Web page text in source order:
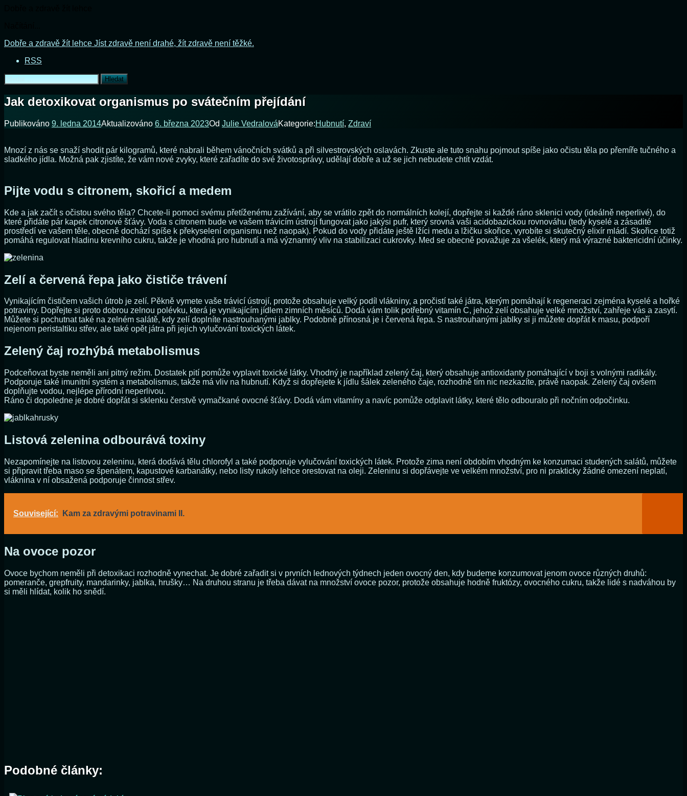
Přejít
obsahu
Dobře a zdravě žít lehce Jíst zdravě není drahé, žít zdravě není těžké.
RSS
Vyhledávání
Jak detoxikovat organismus po svátečním přejídání
Publikováno 9. ledna 2014Aktualizováno 6. března 2023Od Julie VedralováKategorie:Hubnutí, Zdraví
Mnozí z nás se snaží shodit pár kilogramů, které nabrali během vánočních svátků a při silvestrovských oslavách. Zkuste ale tuto snahu pojmout spíše jako očistu těla po přemíře tučného a
sladkého jídla. Možná pak zjistíte, že vám nové zvyky, které zařadíte do své životosprávy, udělají dobře a už se jich nebudete chtít vzdát.
Pijte vodu s citronem, skořicí a medem
Kde a jak začít s očistou svého těla? Chcete-li pomoci svému přetíženému zažívání, aby se vrátilo zpět do normálních kolejí, dopřejte si každé ráno sklenici vody (ideálně neperlivé), do
které přidáte pár kapek citronové šťávy. Voda s citronem bude ve vašem trávicím ústrojí fungovat jako jakýsi pufr, který srovná vaši acidobazickou rovnováhu (tedy kyselé a zásadité
prostředí ve vašem těle, obecně dochází spíše k překyselení organismu než naopak). Pokud do vody přidáte ještě lžíci medu a lžičku skořice, vyrobíte si skutečný elixír mládí. Skořice totiž
pomáhá regulovat hladinu krevního cukru, takže je vhodná pro hubnutí a má významný vliv na stabilizaci cukrovky. Med se obecně považuje za všelék, který má výrazné baktericidní účinky.
Zelí a červená řepa jako čističe trávení
Vynikajícím čističem vašich útrob je zelí. Pěkně vymete vaše trávicí ústrojí, protože obsahuje velký podíl vlákniny, a pročistí také játra, kterým pomáhají k regeneraci zejména kyselé a hořké
potraviny. Dopřejte si proto dobrou zelnou polévku, která je vynikajícím jídlem zimních měsíců. Dodá vám tolik potřebný vitamín C, jehož zelí obsahuje velké množství, zahřeje vás a zasytí.
Můžete si pochutnat také na zelném salátě, kdy zelí doplníte nastrouhanými jablky. Podobně přínosná je i červená řepa. S nastrouhanými jablky si ji můžete dopřát k masu, podpoří
nejenom peristaltiku střev, ale také opět játra při jejich vylučování toxických látek.
Zelený čaj rozhýbá metabolismus
Podceňovat byste neměli ani pitný režim. Dostatek pití pomůže vyplavit toxické látky. Vhodný je například zelený čaj, který obsahuje antioxidanty pomáhající v boji s volnými radikály.
Podporuje také imunitní systém a metabolismus, takže má vliv na hubnutí. Když si dopřejete k jídlu šálek zeleného čaje, rozhodně tím nic nezkazíte, právě naopak. Zelený čaj ovšem
doplňujte vodou, nejlépe přírodní neperlivou.
Ráno či dopoledne je dobré dopřát si sklenku čerstvě vymačkané ovocné šťávy. Dodá vám vitamíny a navíc pomůže odplavit látky, které tělo odbouralo při nočním odpočinku.
Listová zelenina odbourává toxiny
Nezapomínejte na listovou zeleninu, která dodává tělu chlorofyl a také podporuje vylučování toxických látek. Protože zima není obdobím vhodným ke konzumaci studených salátů, můžete
si připravit třeba maso se špenátem, kapustové karbanátky, nebo listy rukoly lehce orestovat na oleji. Zeleninu si dopřávejte ve velkém množství, pro ni prakticky žádné omezení neplatí,
vláknina v ní obsažená podporuje činnost střev.
Související: Kam za zdravými potravinami II.
Na ovoce pozor
Ovoce bychom neměli při detoxikaci rozhodně vynechat. Je dobré zařadit si v prvních lednových týdnech jeden ovocný den, kdy budeme konzumovat jenom ovoce různých druhů:
pomeranče, grepfruity, mandarinky, jablka, hrušky… Na druhou stranu je třeba dávat na množství ovoce pozor, protože obsahuje hodně fruktózy, ovocného cukru, takže lidé s nadváhou by
si měli hlídat, kolik ho snědí.
Podobné články: